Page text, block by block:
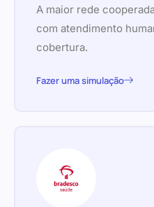
A maior rede
com atendimento
cobertura.
Fazer uma simulação